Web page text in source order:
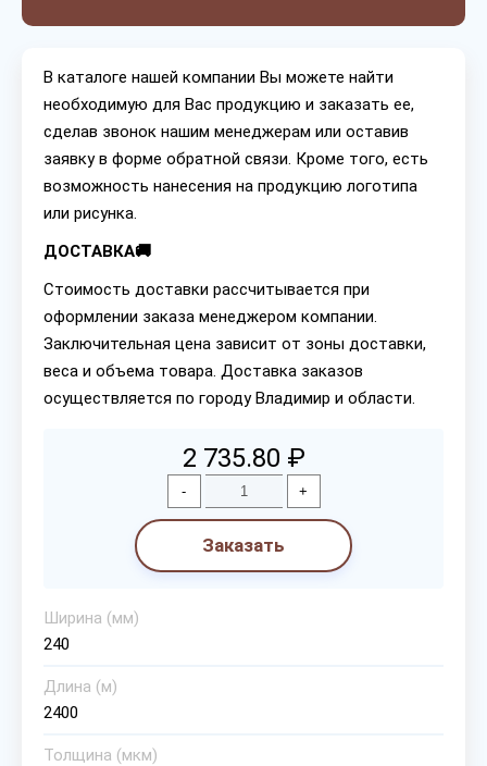
В каталоге нашей компании Вы можете найти
необходимую для Вас продукцию и заказать ее,
сделав звонок нашим менеджерам или оставив
заявку в форме обратной связи. Кроме того, есть
возможность нанесения на продукцию логотипа
или рисунка.
ДОСТАВКА🚚
Стоимость доставки рассчитывается при
оформлении заказа менеджером компании.
Заключительная цена зависит от зоны доставки,
веса и объема товара. Доставка заказов
осуществляется по городу Владимир и области.
2 735.80 ₽
- +
Заказать
Ширина (мм)
240
Длина (м)
2400
Толщина (мкм)